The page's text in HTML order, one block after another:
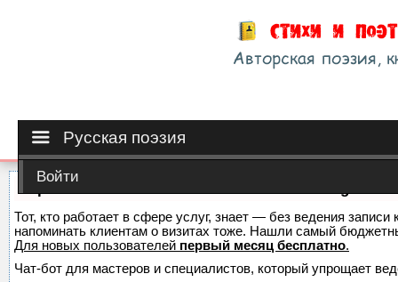
Русская поэзия
Войти
Тот, кто работает в сфере услуг, знает — без ведения
напоминать клиентам о визитах тоже. Нашли самый
Для новых пользователей первый месяц бесплатно.
Чат-бот для мастеров и специалистов, который упрощает